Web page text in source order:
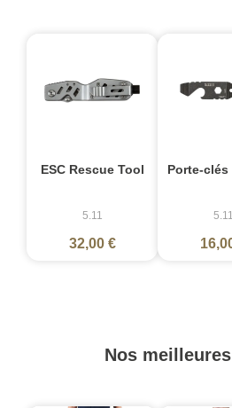
ESC Rescue Tool
5.11
32,00 €
Porte-clés
5.11
Nos meilleures